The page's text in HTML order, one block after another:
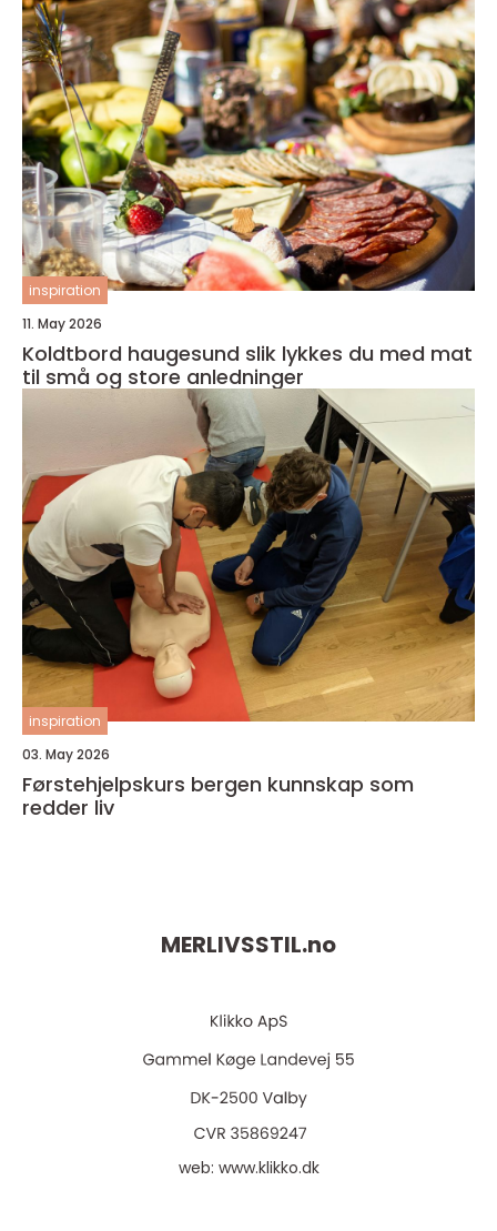
inspiration
11. May 2026
Koldtbord haugesund slik lykkes du med mat
til små og store anledninger
inspiration
03. May 2026
Førstehjelpskurs bergen kunnskap som
redder liv
MERLIVSSTIL.no
web: www.klikko.dk